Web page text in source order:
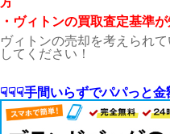
・ヴィトンの買取査定基準
ヴィトンの売却を考えられ
してください！
☟☟☟手間いらずでパパっと